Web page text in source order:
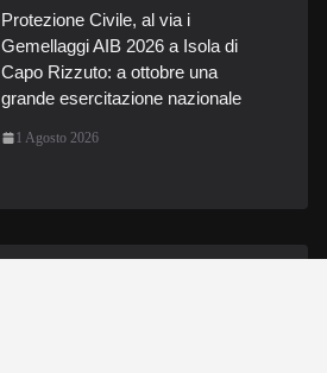
Protezione Civile, al via i
Gemellaggi AIB 2026 a Isola di
Capo Rizzuto: a ottobre una
grande esercitazione nazionale
1 Agosto 2026